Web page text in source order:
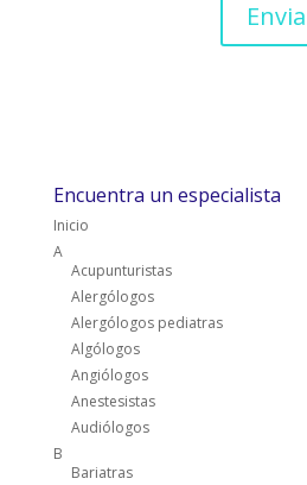
Encuentra un especialista
Inicio
A
Acupunturistas
Alergólogos
Alergólogos pediatras
Algólogos
Angiólogos
Anestesistas
Audiólogos
B
Bariatras